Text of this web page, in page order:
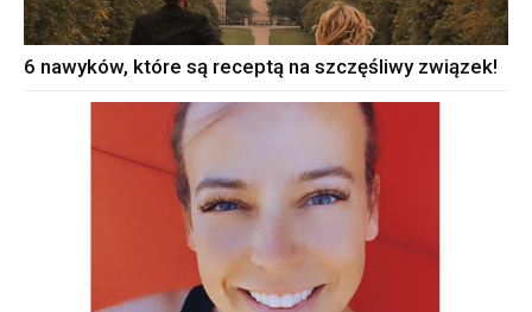
6 nawyków, które są receptą na szczęśliwy związek!